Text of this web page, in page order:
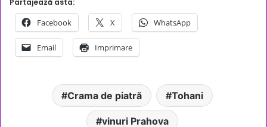
Facebook X WhatsApp
Email Imprimare
Crama de piatră Tohani
vinuri Prahova